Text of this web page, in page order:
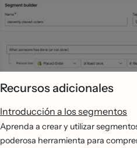
Recursos adicionales
Introducción a los segmentos
Aprenda a crear y utilizar
poderosa herramienta para